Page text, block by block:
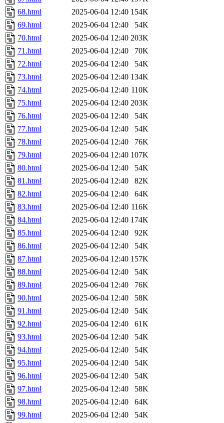
68.html
2025-06-04 12:40 154K
69.html
2025-06-04 12:40
54K
70.html
2025-06-04 12:40 203K
71.html
2025-06-04 12:40
70K
72.html
2025-06-04 12:40
54K
73.html
2025-06-04 12:40 134K
74.html
2025-06-04 12:40 110K
75.html
2025-06-04 12:40 203K
76.html
2025-06-04 12:40
54K
77.html
2025-06-04 12:40
54K
78.html
2025-06-04 12:40
76K
79.html
2025-06-04 12:40 107K
80.html
2025-06-04 12:40
54K
81.html
2025-06-04 12:40
82K
82.html
2025-06-04 12:40
64K
83.html
2025-06-04 12:40 116K
84.html
2025-06-04 12:40 174K
85.html
2025-06-04 12:40
92K
86.html
2025-06-04 12:40
54K
87.html
2025-06-04 12:40 157K
88.html
2025-06-04 12:40
54K
89.html
2025-06-04 12:40
76K
90.html
2025-06-04 12:40
58K
91.html
2025-06-04 12:40
54K
92.html
2025-06-04 12:40
61K
93.html
2025-06-04 12:40
54K
94.html
2025-06-04 12:40
54K
95.html
2025-06-04 12:40
54K
96.html
2025-06-04 12:40
54K
97.html
2025-06-04 12:40
58K
98.html
2025-06-04 12:40
64K
99.html
2025-06-04 12:40
54K